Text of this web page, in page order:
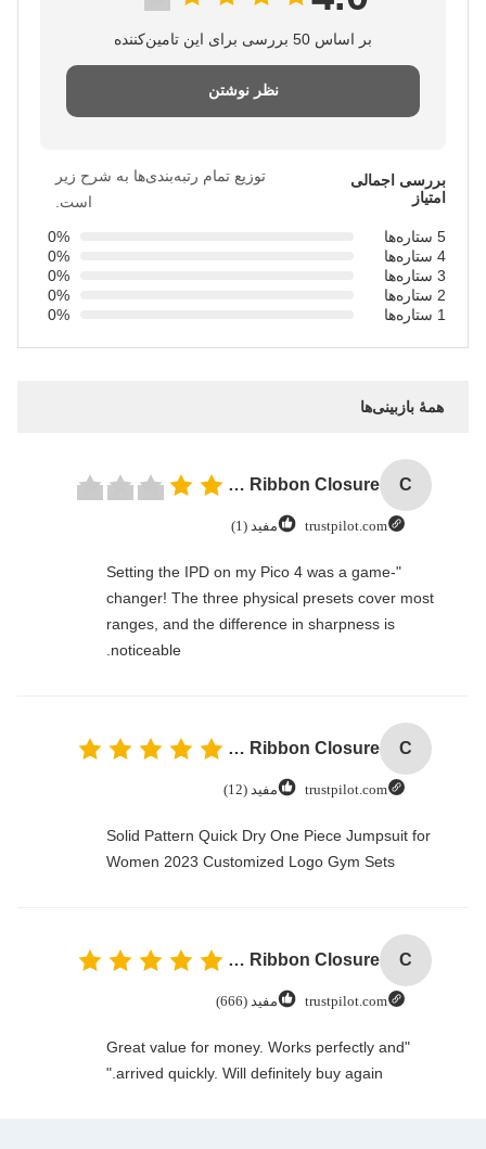
بر اساس 50 بررسی برای این تامین‌کننده
نظر نوشتن
بررسی اجمالی
امتیاز
توزیع تمام رتبه‌بندی‌ها به شرح زیر
است.
5 ستاره‌ها
0%
4 ستاره‌ها
0%
0%
0%
0%
همهٔ بازبینی‌ها
C
Custom Logo Paper Cardboard Packing Folding White / Black / Rose Gold Luxury Magnetic Gift Box with Ribbon Closure
trustpilot.com مفید (1)
"Setting the IPD on my Pico 4 was a game-
changer! The three physical presets cover most
ranges, and the difference in sharpness is
noticeable.
C
Custom Logo Paper Cardboard Packing Folding White / Black / Rose Gold Luxury Magnetic Gift Box with Ribbon Closure
trustpilot.com مفید (12)
Solid Pattern Quick Dry One Piece Jumpsuit for
Women 2023 Customized Logo Gym Sets
C
Custom Logo Paper Cardboard Packing Folding White / Black / Rose Gold Luxury Magnetic Gift Box with Ribbon Closure
trustpilot.com مفید (666)
"Great value for money. Works perfectly and
arrived quickly. Will definitely buy again."